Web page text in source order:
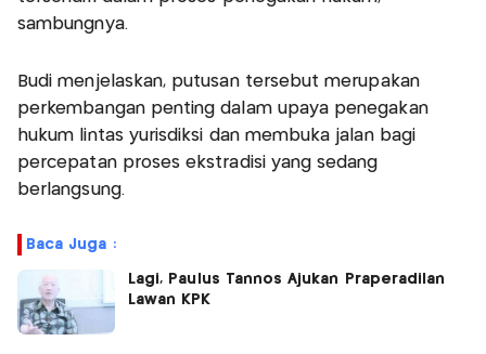
sambungnya.
Budi menjelaskan, putusan tersebut merupakan
perkembangan penting dalam upaya penegakan
hukum lintas yurisdiksi dan membuka jalan bagi
percepatan proses ekstradisi yang sedang
berlangsung.
Baca Juga :
Lagi, Paulus Tannos Ajukan Praperadilan
Lawan KPK